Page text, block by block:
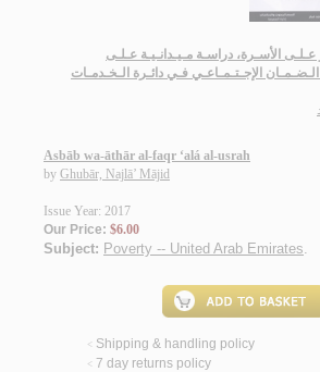
عـلـى الأسـرة، دراسـة مـيـدانـيـة عـلـى
الإجـتـمـاعـي فـي دائـرة الـخـدمـات
Asbāb wa-āthār al-faqr ‘alá al-usrah
by Ghubār, Najlā’ Mājid
Issue Year: 2017
Our Price: $6.00
Subject: Poverty -- United Arab Emirates.
< Shipping & handling policy
< 7 day returns policy